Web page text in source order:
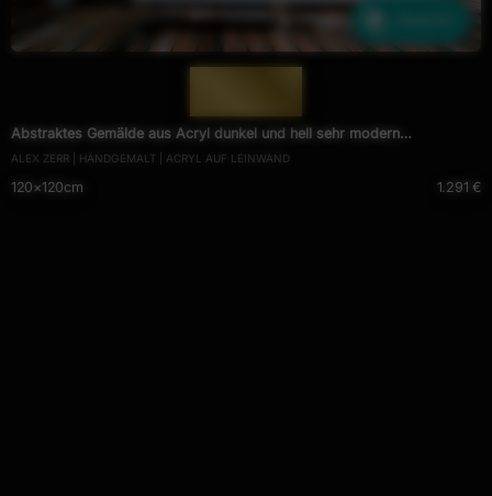
Abstraktes Gemälde aus Acryl dunkel und hell sehr modern
Meisterwerk
ALEX ZERR | HANDGEMALT | ACRYL AUF LEINWAND
120×120cm 1.291 €